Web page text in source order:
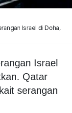
Israel di Doha,
Israel
Qatar
serangan